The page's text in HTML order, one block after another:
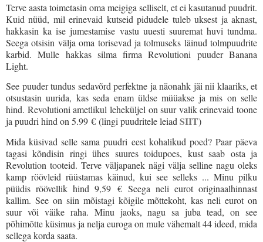
Terve aasta toimetasin oma meigiga selliselt, et ei kasutanud puudrit.
Kuid nüüd, mil erinevaid kutseid pidudele tuleb uksest ja aknast,
hakkasin ka ise jumestamise vastu uuesti suuremat huvi tundma.
Seega otsisin välja oma torisevad ja tolmuseks läinud tolmpuudrite
karbid. Mulle hakkas silma firma Revolutioni puuder Banana
Light.
See puuder tundus sedavõrd perfektne ja näonahk jäi nii klaariks, et
otsustasin uurida, kas seda enam üldse müüakse ja mis on selle
hind. Revolutioni ametlikul leheküljel on suur valik erinevaid toone
ja puudri hind on 5.99 € (lingi puudritele leiad SIIT)
Mida küsivad selle sama puudri eest kohalikud poed? Paar päeva
tagasi kõndisin ringi ühes suures toidupoes, kust saab osta ja
Revolution tooteid. Terve väljapanek nägi välja selline nagu oleks
kamp röövleid rüüstamas käinud, kui see selleks ... Minu pilku
püüdis röövellik hind 9,59 € Seega neli eurot originaalhinnast
kallim. See on siin mõistagi kõigile mõttekoht, kas neli eurot on
suur või väike raha. Minu jaoks, nagu sa juba tead, on see
põhimõtte küsimus ja nelja euroga on mule vähemalt 44 ideed, mida
sellega korda saata.